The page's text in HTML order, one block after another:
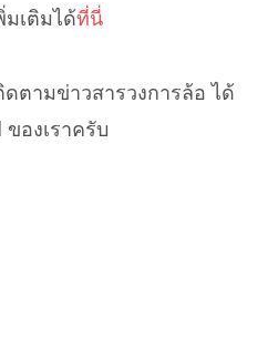
มเติมได้ที่นี่
ตามข่าวสารวงการล้อ ได้
องเราครับ